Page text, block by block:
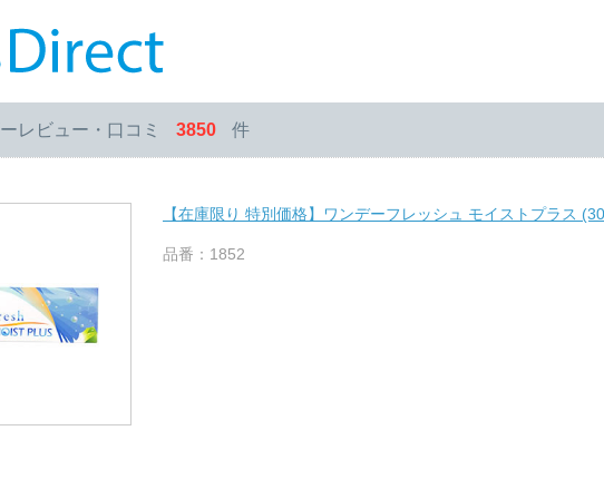
レビュー・口コミ 3850 件
【在庫限り 特別価格】ワンデーフレッシュ モイストプラス
品番：1852